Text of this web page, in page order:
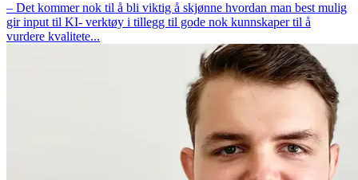
– Det kommer nok til å bli viktig å skjønne hvordan man best mulig
gir input til KI- verktøy i tillegg til gode nok kunnskaper til å
vurdere kvalitete...